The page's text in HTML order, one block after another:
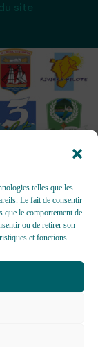
telles que les
Le fait de consentir
que le comportement de
ou de retirer son
et fonctions.
site
d’accueil,
création et gestion